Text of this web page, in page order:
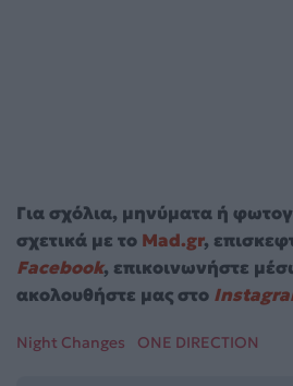
Για σχόλια, μηνύματα ή
σχετικά με το Mad.gr,
Facebook, επικοινωνήστε
ακολουθήστε μας στο
Night Changes ONE DIRECTION